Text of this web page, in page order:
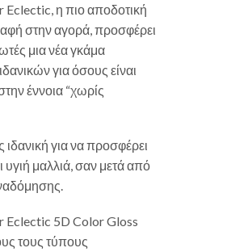
η πιο αποδοτική
στην αγορά, προσφέρει
μια νέα γκάμα
για όσους είναι
έννοια “χωρίς
ιδανική για να προσφέρει
υγιή μαλλιά, σαν μετά από
Eclectic 5D Color Gloss
τους τύπους